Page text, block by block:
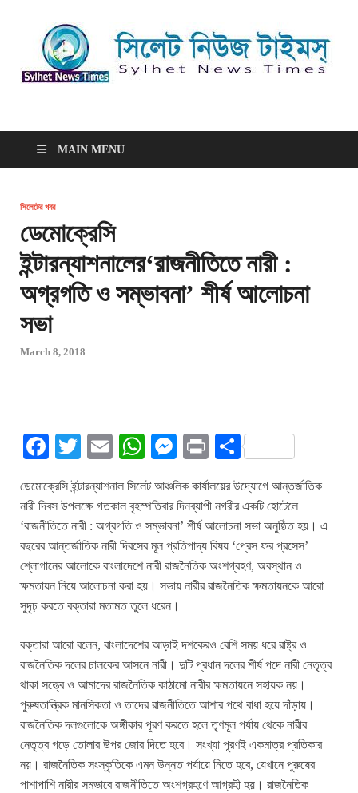
News Times
MAIN MENU
সিলেটের খবর
ডেমোক্রেসি
ইন্টারন্যাশনালের‘রাজনীতিতে নারী :
অগ্রগতি ও সম্ভাবনা’ শীর্ষ আলোচনা
সভা
March 8, 2018
Fa
ce
bo
ok
T
tte
r
E
m
ail
W
ha
ts
A
pp
M
es
se
ng
er
Pr
t
S
re
ডেমোক্রেসি ইন্টারন্যাশনাল সিলেট আঞ্চলিক কার্যালয়ের উদ্যোগে আন্তর্জাতিক
নারী দিবস উপলক্ষে গতকাল বৃহস্পতিবার দিনব্যাপী নগরীর একটি হোটেলে
‘রাজনীতিতে নারী : অগ্রগতি ও সম্ভাবনা’ শীর্ষ আলোচনা সভা অনুষ্ঠিত হয়। এ
বছরের আন্তর্জাতিক নারী দিবসের মূল প্রতিপাদ্য বিষয় ‘প্রেস ফর প্রসেস’
শ্লোগানের আলোকে বাংলাদেশে নারী রাজনৈতিক অংশগ্রহণ, অবস্থান ও
ক্ষমতায়ন নিয়ে আলোচনা করা হয়। সভায় নারীর রাজনৈতিক ক্ষমতায়নকে আরো
সুদৃঢ় করতে বক্তারা মতামত তুলে ধরেন।
বক্তারা আরো বলেন, বাংলাদেশের আড়াই দশকেরও বেশি সময় ধরে রাষ্ট্র ও
রাজনৈতিক দলের চালকের আসনে নারী। দুটি প্রধান দলের শীর্ষ পদে নারী নেতৃত্ব
থাকা সত্ত্বে ও আমাদের রাজনৈতিক কাঠামো নারীর ক্ষমতায়নে সহায়ক নয়।
পুরুষতান্ত্রিক মানসিকতা ও তাদের রাজনীতিতে আশার পথে বাধা হয়ে দাঁড়ায়।
রাজনৈতিক দলগুলোকে অঙ্গীকার পূরণ করতে হলে তৃণমূল পর্যায় থেকে নারীর
নেতৃত্ব গড়ে তোলার উপর জোর দিতে হবে। সংখ্যা পূরণই একমাত্র প্রতিকার
নয়। রাজনৈতিক সংস্কৃতিকে এমন উন্নত পর্যায়ে নিতে হবে, যেখানে পুরুষের
পাশাপাশি নারীর সমভাবে রাজনীতিতে অংশগ্রহণে আগ্রহী হয়। রাজনৈতিক